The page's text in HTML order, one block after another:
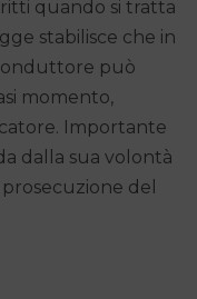
quando si tratta
stabilisce che in
può
momento,
Importante
dalla sua volontà
del